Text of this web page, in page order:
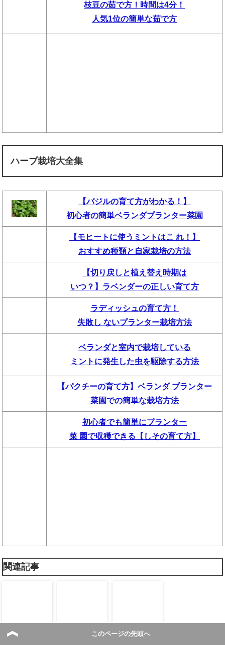
枝豆の茹で方！時間は4分！
人気1位の簡単な茹で方
ハーブ栽培大全集
【バジルの育て方がわかる！】
初心者の簡単ベランダプランター菜園
【モヒートに使うミントはこ れ！】
おすすめ種類と自家栽培の方法
【切り戻しと植え替え時期は
いつ？】ラベンダーの正しい育て方
ラディッシュの育て方！
失敗し ないプランター栽培方法
ベランダと室内で栽培している
ミントに発生した虫を駆除する方法
【パクチーの育て方】ベランダ プランター
菜園での簡単な栽培方法
初心者でも簡単にプランター
菜 園で収穫できる【しその育て方】
関連記事
チューリップを チューリップ チューリップの
このページの先頭へ